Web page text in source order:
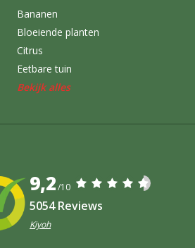
Bananen
Bloeiende planten
Citrus
Eetbare tuin
Bekijk alles
9,2/10
5054 Reviews
Kiyoh